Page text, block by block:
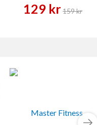
129 kr159 kr